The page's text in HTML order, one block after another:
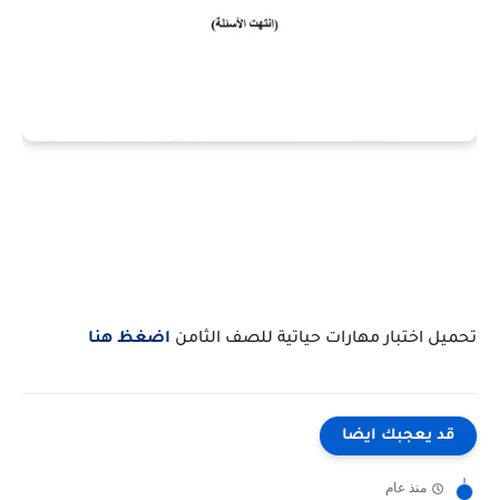
تحميل اختبار مهارات حياتية للصف الثامن اضغظ هنا
قد يعجبك ايضا
منذ عام